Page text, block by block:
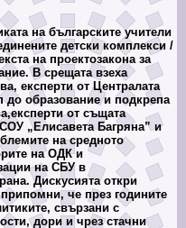
на българските учители
детски комплекси /
на проектозакона за
В срещата взеха
експерти от Централата
до образование и подкрепа
от същата
„Елисавета Багряна” и
на средното
на ОДК и
на СБУ в
Дискусията откри
че през годините
свързани с
дори и чрез стачни